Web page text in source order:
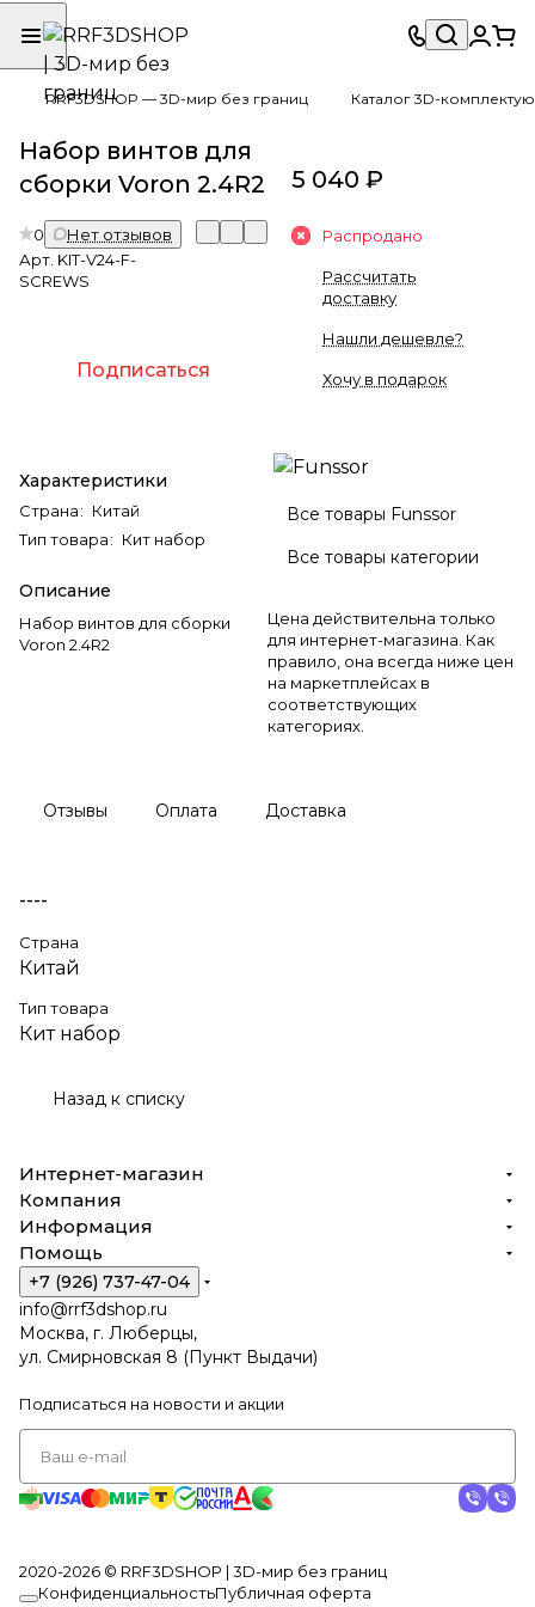
RRF3DSHOP — 3D-мир без границ Каталог 3D-
Набор винтов для
сборки Voron 2.4R2
0
Нет отзывов
Арт. KIT-V24-F-
SCREWS
Подписаться
Характеристики
Страна: Китай
Тип товара: Кит набор
Описание
Набор винтов для сборки
Voron 2.4R2
5 040 ₽
Распродано
Рассчитать
доставку
Нашли дешевле?
Хочу в подарок
Все товары Funssor
Все товары категории
Цена действительна только
для интернет-магазина. Как
правило, она всегда ниже цен
на маркетплейсах в
соответствующих
категориях.
Отзывы Оплата Доставка
----
Страна
Китай
Тип товара
Кит набор
Назад к списку
Интернет-магазин
Компания
Информация
Помощь
+7 (926) 737-47-04
info@rrf3dshop.ru
Москва, г. Люберцы,
ул. Смирновская 8 (Пункт Выдачи)
Подписаться на новости и акции
2020-2026 © RRF3DSHOP | 3D-мир без границ
КонфиденциальностьПубличная оферта